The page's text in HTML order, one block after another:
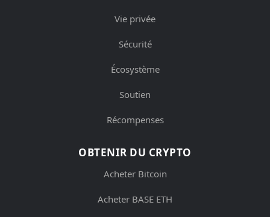
Vie privée
Sécurité
Écosystème
Soutien
Récompenses
OBTENIR DU CRYPTO
Acheter Bitcoin
Acheter BASE ETH